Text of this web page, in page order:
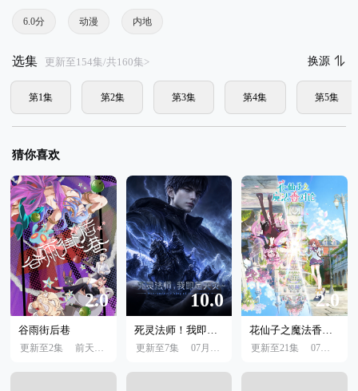
6.0分 动漫 内地
选集 更新至154集/共160集> 换源
第1集 第2集 第3集 第4集 第5集
猜你喜欢
2.0
谷雨街后巷
更新至2集 前天10:00
10.0
死灵法师！我即是天灾
更新至7集 07月24日
2.0
花仙子之魔法香对论
更新至21集 07月04日